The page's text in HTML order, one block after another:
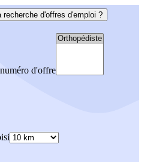
recherche d'offres d'emploi ?
d'offre